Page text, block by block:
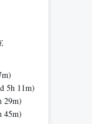
5h 11m)
29m)
45m)